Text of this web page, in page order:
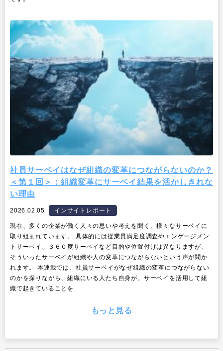
社員サーベイはなぜ組織の変革につながらないのか？
＜第１回＞：組織変革にサーベイ結果を活かしきれな
い理由
2026.02.05 インサイトレポート
現在、多くの企業が働く人々の思いや考えを聞く、様々なサーベイに
取り組まれています。 具体的には従業員満足度調査やエンゲージメン
トサーベイ、３６０度サーベイなど目的や位置付けは異なりますが、
そういったサーベイが組織や人の変革につながらないという声が聞か
れます。 本連載では、社員サーベイがなぜ組織の変革につながらない
のかを探りながら、組織にいる人たち自身が、サーベイを活用して組
織で起きていることを
もっと見る